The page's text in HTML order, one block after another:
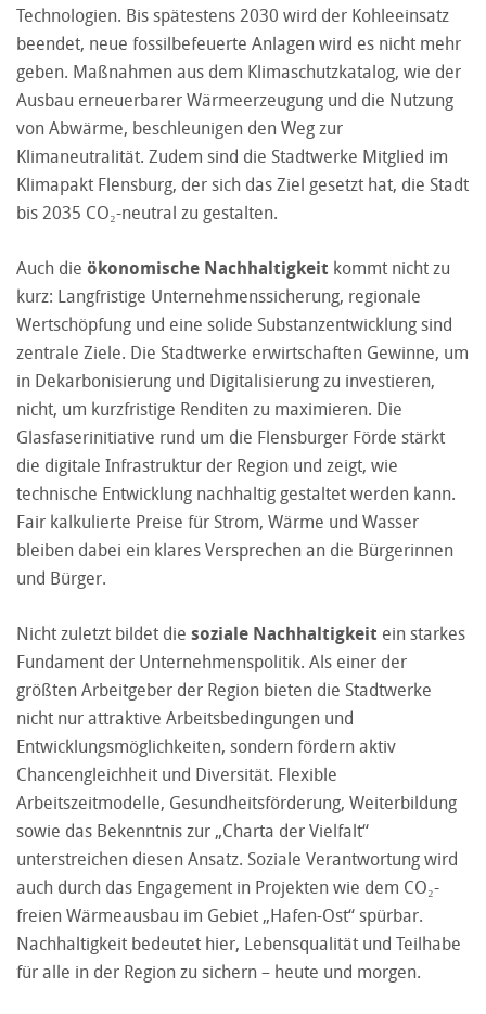
Technologien. Bis spätestens 2030 wird der Kohleeinsatz
beendet, neue fossilbefeuerte Anlagen wird es nicht mehr
geben. Maßnahmen aus dem Klimaschutzkatalog, wie der
Ausbau erneuerbarer Wärmeerzeugung und die Nutzung
von Abwärme, beschleunigen den Weg zur
Klimaneutralität. Zudem sind die Stadtwerke Mitglied im
Klimapakt Flensburg, der sich das Ziel gesetzt hat, die Stadt
bis 2035 CO₂-neutral zu gestalten.
Auch die ökonomische Nachhaltigkeit kommt nicht zu
kurz: Langfristige Unternehmenssicherung, regionale
Wertschöpfung und eine solide Substanzentwicklung sind
zentrale Ziele. Die Stadtwerke erwirtschaften Gewinne, um
in Dekarbonisierung und Digitalisierung zu investieren,
nicht, um kurzfristige Renditen zu maximieren. Die
Glasfaserinitiative rund um die Flensburger Förde stärkt
die digitale Infrastruktur der Region und zeigt, wie
technische Entwicklung nachhaltig gestaltet werden kann.
Fair kalkulierte Preise für Strom, Wärme und Wasser
bleiben dabei ein klares Versprechen an die Bürgerinnen
und Bürger.
Nicht zuletzt bildet die soziale Nachhaltigkeit ein starkes
Fundament der Unternehmenspolitik. Als einer der
größten Arbeitgeber der Region bieten die Stadtwerke
nicht nur attraktive Arbeitsbedingungen und
Entwicklungsmöglichkeiten, sondern fördern aktiv
Chancengleichheit und Diversität. Flexible
Arbeitszeitmodelle, Gesundheitsförderung, Weiterbildung
sowie das Bekenntnis zur „Charta der Vielfalt“
unterstreichen diesen Ansatz. Soziale Verantwortung wird
auch durch das Engagement in Projekten wie dem CO₂-
freien Wärmeausbau im Gebiet „Hafen-Ost“ spürbar.
Nachhaltigkeit bedeutet hier, Lebensqualität und Teilhabe
für alle in der Region zu sichern – heute und morgen.